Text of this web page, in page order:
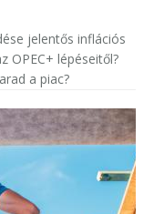
jelentős inflációs
OPEC+ lépéseitől?
a piac?